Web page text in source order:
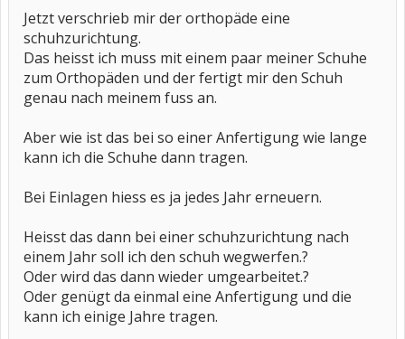
Jetzt verschrieb mir der orthopäde eine
schuhzurichtung.
Das heisst ich muss mit einem paar meiner Schuhe
zum Orthopäden und der fertigt mir den Schuh
genau nach meinem fuss an.
Aber wie ist das bei so einer Anfertigung wie lange
kann ich die Schuhe dann tragen.
Bei Einlagen hiess es ja jedes Jahr erneuern.
Heisst das dann bei einer schuhzurichtung nach
einem Jahr soll ich den schuh wegwerfen.?
Oder wird das dann wieder umgearbeitet.?
Oder genügt da einmal eine Anfertigung und die
kann ich einige Jahre tragen.